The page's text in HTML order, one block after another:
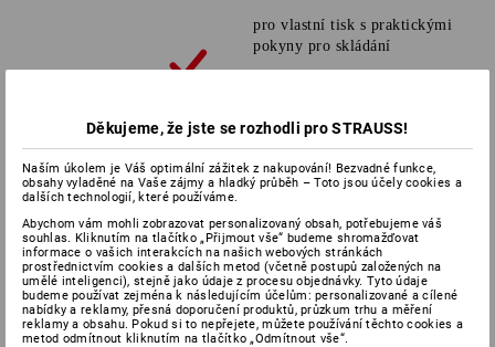
pro vlastní tisk s praktickými
pokyny pro skládání
s osobním vzkazem a mnoha
motivy jedinečný dárek
shopu nebo telefonicky
Objednat
Děkujeme, že jste se rozhodli pro STRAUSS!
Naším úkolem je Váš optimální zážitek z nakupování! Bezvadné funkce,
obsahy vyladěné na Vaše zájmy a hladký průběh – Toto jsou účely cookies a
dalších technologií, které používáme.
Abychom vám mohli zobrazovat personalizovaný obsah, potřebujeme váš
souhlas. Kliknutím na tlačítko „Přijmout vše“ budeme shromažďovat
informace o vašich interakcích na našich webových stránkách
prostřednictvím cookies a dalších metod (včetně postupů založených na
umělé inteligenci), stejně jako údaje z procesu objednávky. Tyto údaje
budeme používat zejména k následujícím účelům: personalizované a cílené
nabídky a reklamy, přesná doporučení produktů, průzkum trhu a měření
reklamy a obsahu. Pokud si to nepřejete, můžete používání těchto cookies a
metod odmítnout kliknutím na tlačítko „Odmítnout vše“.